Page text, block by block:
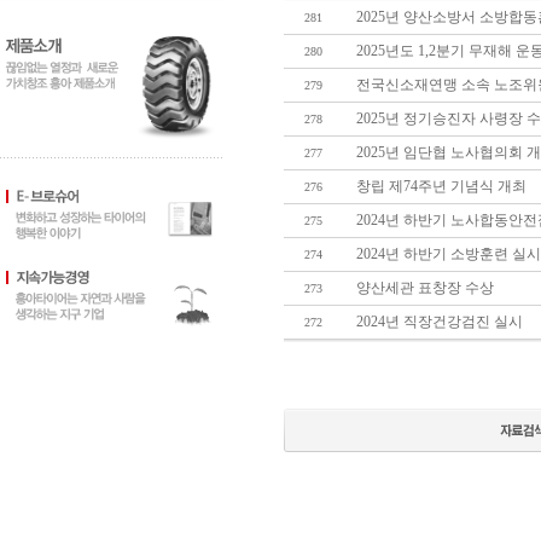
281 2025년 양산소방서 소방합동
280 2025년도 1,2분기 무재해 운
279 전국신소재연맹 소속 노조
278 2025년 정기승진자 사령장
277 2025년 임단협 노사협의회
276 창립 제74주년 기념식 개최
275 2024년 하반기 노사합동안
274 2024년 하반기 소방훈련 실시
273 양산세관 표창장 수상
272 2024년 직장건강검진 실시